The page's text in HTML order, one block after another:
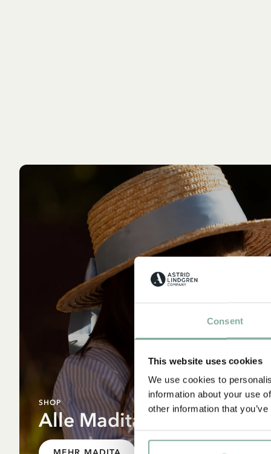
Consent
This website uses cookies
We use cookies to
information about your use
other information that
SHOP
Alle Madita Produkte